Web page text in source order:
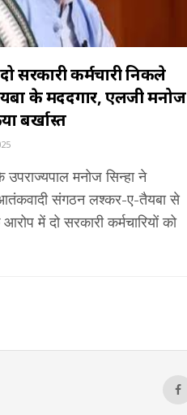
सरकारी कर्मचारी निकले
के मददगार, एलजी मनोज
बर्खास्त
मनोज सिन्हा ने
संगठन लश्कर-ए-तैयबा से
में दो सरकारी कर्मचारियों को